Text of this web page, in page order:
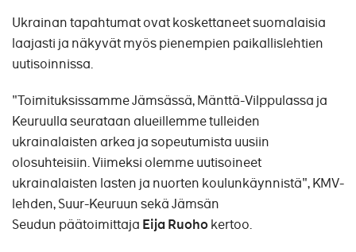
Ukrainan tapahtumat ovat koskettaneet suomalaisia
laajasti ja näkyvät myös pienempien paikallislehtien
uutisoinnissa.
"Toimituksissamme Jämsässä, Mänttä-Vilppulassa ja
Keuruulla seurataan alueillemme tulleiden
ukrainalaisten arkea ja sopeutumista uusiin
olosuhteisiin. Viimeksi olemme uutisoineet
ukrainalaisten lasten ja nuorten koulunkäynnistä", KMV-
lehden, Suur-Keuruun sekä Jämsän
Seudun päätoimittaja Eija Ruohokertoo.